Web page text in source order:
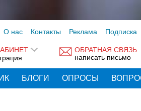
О нас Контакты Реклама Подписка
ОБРАТНАЯ СВЯЗЬ
написать письмо
БЛОГИ ОПРОСЫ